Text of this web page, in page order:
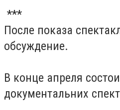
***
После показа
обсуждение.
В конце апреля
документальних